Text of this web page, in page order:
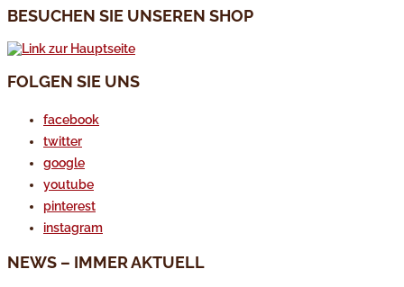
BESUCHEN SIE UNSEREN SHOP
FOLGEN SIE UNS
facebook
twitter
google
youtube
pinterest
instagram
NEWS – IMMER AKTUELL